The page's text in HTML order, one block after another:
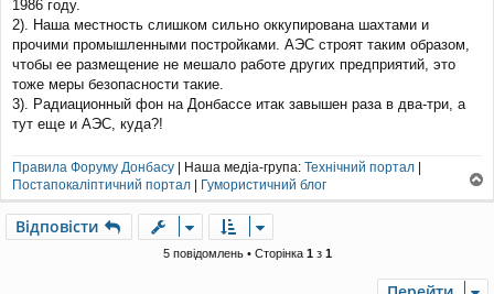
е
н
н
я
1986 году.
2). Наша местность слишком сильно оккупирована шахтами и
прочими промышленными постройками. АЭС строят таким образом,
чтобы ее размещение не мешало работе других предприятий, это
тоже меры безопасности такие.
3). Радиационный фон на Донбассе итак завышен раза в два-три, а
тут еще и АЭС, куда?!
Правила Форуму Донбасу | Наша медіа-група: Технічний портал
Постапокаліптичний портал
Гумористичний блог
о
Відповісти
5 повідомлень • Сторінка 1з 1